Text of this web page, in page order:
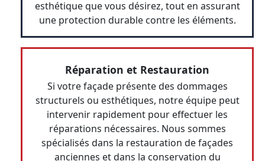
esthétique que vous désirez, tout en assurant
une protection durable contre les éléments.
Réparation et Restauration
Si votre façade présente des dommages
structurels ou esthétiques, notre équipe peut
intervenir rapidement pour effectuer les
réparations nécessaires. Nous sommes
spécialisés dans la restauration de façades
anciennes et dans la conservation du